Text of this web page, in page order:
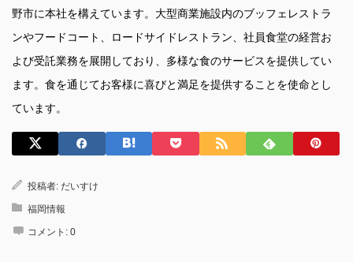
野市に本社を構えています。大型商業施設内のブッフェレストラ
ンやフードコート、ロードサイドレストラン、社員食堂の経営お
よび受託業務を展開しており、多様な食のサービスを提供してい
ます。食を通じてお客様に喜びと満足を提供することを使命とし
ています。
投稿者: だいすけ
福岡情報
コメント: 0